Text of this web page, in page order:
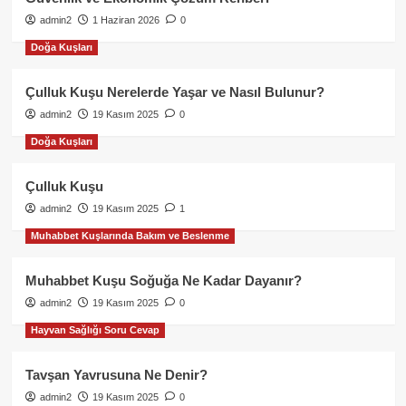
admin2 1 Haziran 2026 0
Doğa Kuşları
Çulluk Kuşu Nerelerde Yaşar ve Nasıl Bulunur?
admin2 19 Kasım 2025 0
Doğa Kuşları
Çulluk Kuşu
admin2 19 Kasım 2025 1
Muhabbet Kuşlarında Bakım ve Beslenme
Muhabbet Kuşu Soğuğa Ne Kadar Dayanır?
admin2 19 Kasım 2025 0
Hayvan Sağlığı Soru Cevap
Tavşan Yavrusuna Ne Denir?
admin2 19 Kasım 2025 0